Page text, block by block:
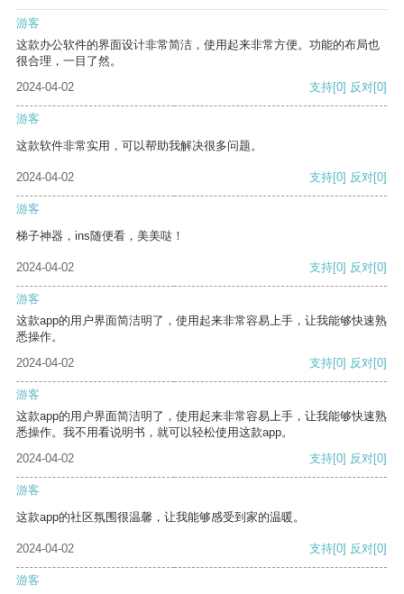
游客
这款办公软件的界面设计非常简洁，使用起来非常方便。功能的布局也
很合理，一目了然。
2024-04-02
支持[0] 反对[0]
游客
这款软件非常实用，可以帮助我解决很多问题。
2024-04-02 支持[0] 反对[0]
游客
梯子神器，ins随便看，美美哒！
2024-04-02 支持[0] 反对[0]
游客
这款app的用户界面简洁明了，使用起来非常容易上手，让我能够快速熟
悉操作。
2024-04-02
支持[0] 反对[0]
游客
这款app的用户界面简洁明了，使用起来非常容易上手，让我能够快速熟
悉操作。我不用看说明书，就可以轻松使用这款app。
2024-04-02
支持[0] 反对[0]
游客
这款app的社区氛围很温馨，让我能够感受到家的温暖。
2024-04-02 支持[0] 反对[0]
游客